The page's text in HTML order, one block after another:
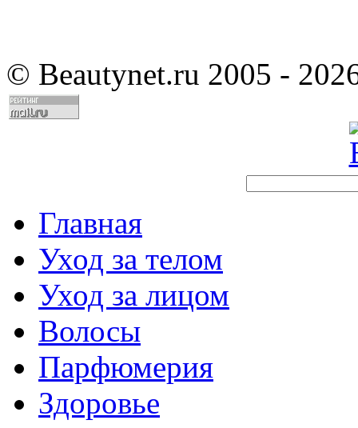
© Beautynet.ru 2005 -
Главная
Уход за телом
Уход за лицом
Волосы
Парфюмерия
Здоровье